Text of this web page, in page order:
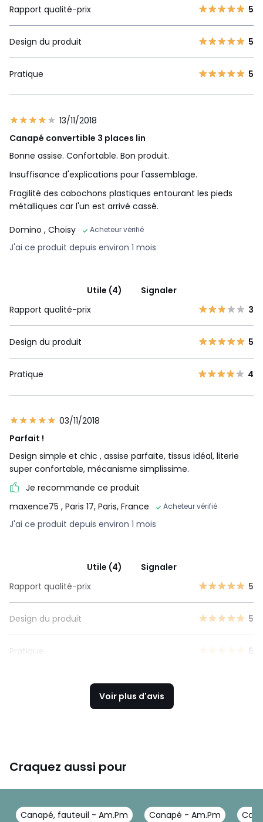
Rapport qualité-prix 5
Design du produit 5
Pratique 5
13/11/2018
Canapé convertible 3 places lin
Bonne assise. Confortable. Bon produit.
Insuffisance d'explications pour l'assemblage.
Fragilité des cabochons plastiques entourant les pieds
métalliques car l'un est arrivé cassé.
Domino , Choisy Acheteur vérifié
J'ai ce produit depuis environ 1 mois
Utile (4)
Signaler
Rapport qualité-prix
3
Design du produit 5
Pratique 4
03/11/2018
Parfait !
Design simple et chic , assise parfaite, tissus idéal, literie
super confortable, mécanisme simplissime.
Je recommande ce produit
maxence75 , Paris 17, Paris, France Acheteur vérifié
J'ai ce produit depuis environ 1 mois
Utile (4)
Signaler
Rapport qualité-prix
5
Design du produit 5
Pratique 5
Voir plus d'avis
Craquez aussi pour
Canapé, fauteuil - Am.Pm Canapé - Am.Pm